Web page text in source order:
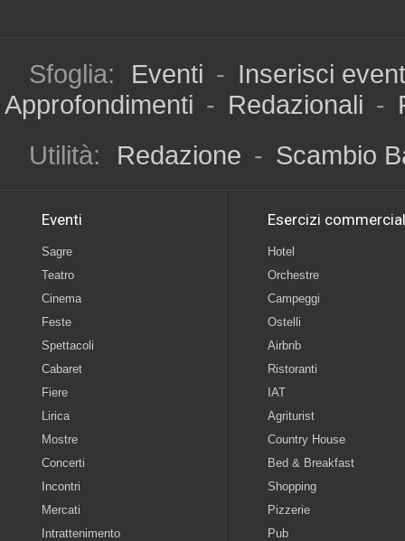
Sfoglia: Eventi - Inserisci
Approfondimenti - Redazionali -
Utilità:
Redazione - Scambio
Eventi
Sagre
Teatro
Cinema
Feste
Spettacoli
Cabaret
Fiere
Lirica
Mostre
Concerti
Incontri
Mercati
Intrattenimento
Esercizi
Hotel
Orchestre
Campeggi
Ostelli
Airbnb
Ristoranti
IAT
Agriturist
Country House
Bed & Breakfast
Shopping
Pizzerie
Pub